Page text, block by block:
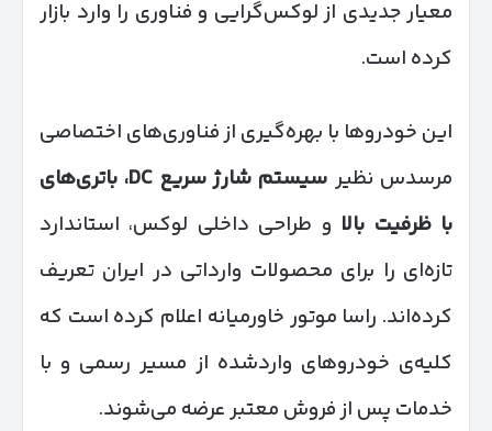
معیار جدیدی از لوکس‌گرایی و فناوری را وارد بازار
کرده است.
این خودروها با بهره‌گیری از فناوری‌های اختصاصی
مرسدس نظیر سیستم شارژ سریع
، باتری‌های
با ظرفیت بالا و طراحی داخلی لوکس، استاندارد
تازه‌ای را برای محصولات وارداتی در ایران تعریف
کرده‌اند. راسا موتور خاورمیانه اعلام کرده است که
کلیه‌ی خودروهای واردشده از مسیر رسمی و با
خدمات پس از فروش معتبر عرضه می‌شوند.